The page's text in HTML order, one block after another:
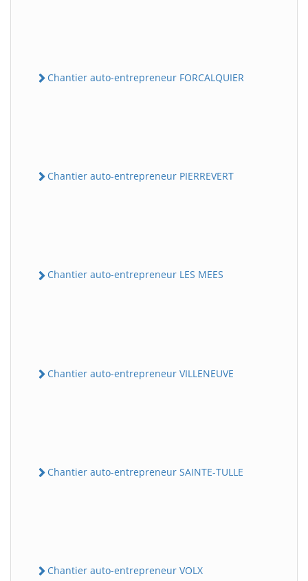
Chantier auto-entrepreneur FORCALQUIER
Chantier auto-entrepreneur PIERREVERT
Chantier auto-entrepreneur LES MEES
Chantier auto-entrepreneur VILLENEUVE
Chantier auto-entrepreneur SAINTE-TULLE
Chantier auto-entrepreneur VOLX